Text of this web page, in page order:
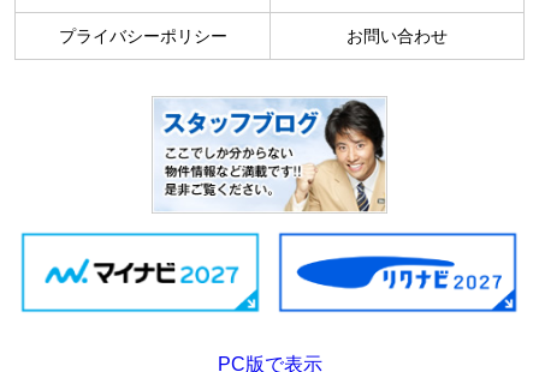
プライバシーポリシー お問い合わせ
PC版で表示